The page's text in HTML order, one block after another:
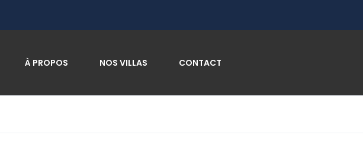
À PROPOS NOS VILLAS CONTACT